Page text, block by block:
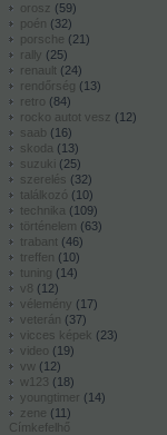
orosz (59)
poén
(32)
porsche
(21)
rally (25)
renault (24)
rendőrség (13)
retro
(84)
rocko autot vesz (12)
saab
(16)
skoda (13)
suzuki
(25)
szerelés (32)
találkozó
(10)
technika (109)
történelem
(63)
trabant (46)
treffen
(10)
tuning (14)
v8 (12)
vélemény (17)
veterán
(37)
vicces képek (23)
video
(19)
vw (12)
w123 (18)
youngtimer (14)
zene
(11)
Címkefelhő